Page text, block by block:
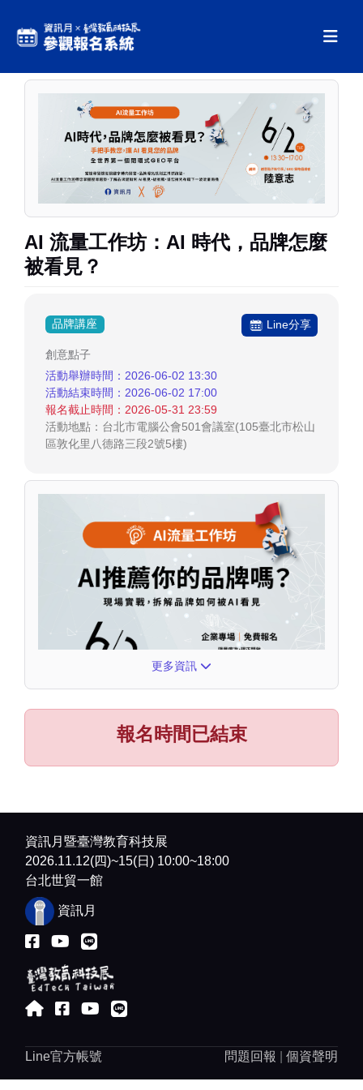
AI 流量工作坊：AI 時代，品牌怎麼
被看見？
品牌講座 Line分享
創意點子
活動舉辦時間：2026-06-02 13:30
活動結束時間：2026-06-02 17:00
報名截止時間：2026-05-31 23:59
活動地點：台北市電腦公會501會議室(105臺北市松山
區敦化里八德路三段2號5樓)
更多資訊
報名時間已結束
資訊月暨臺灣教育科技展
2026.11.12(四)~15(日) 10:00~18:00
台北世貿一館
資訊月
Line官方帳號 問題回報 個資聲明